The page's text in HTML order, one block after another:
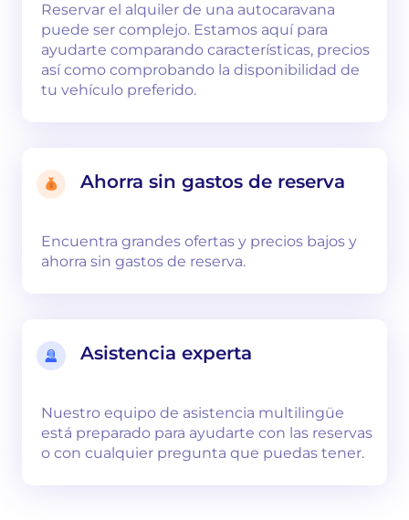
Reservar el alquiler de una autocaravana
puede ser complejo. Estamos aquí para
ayudarte comparando características, precios
así como comprobando la disponibilidad de
tu vehículo preferido.
Ahorra sin gastos de reserva
Encuentra grandes ofertas y precios bajos y
ahorra sin gastos de reserva.
Asistencia experta
Nuestro equipo de asistencia multilingüe
está preparado para ayudarte con las reservas
o con cualquier pregunta que puedas tener.